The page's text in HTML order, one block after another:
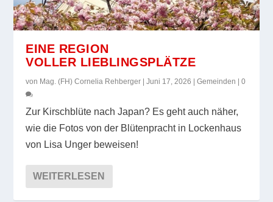
EINE REGION
VOLLER LIEBLINGSPLÄTZE
von Mag. (FH) Cornelia Rehberger |Juni 17, 2026 |Gemeinden |0
Zur Kirschblüte nach Japan? Es geht auch näher,
wie die Fotos von der Blütenpracht in Lockenhaus
von Lisa Unger beweisen!
WEITERLESEN